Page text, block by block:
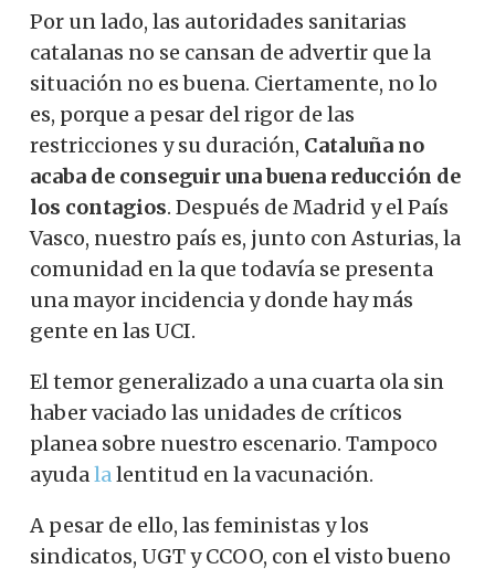
Por un lado, las autoridades sanitarias
catalanas no se cansan de advertir que la
situación no es buena. Ciertamente, no lo
es, porque a pesar del rigor de las
restricciones y su duración, Cataluña no
acaba de conseguir una buena reducción de
los contagios. Después de Madrid y el País
Vasco, nuestro país es, junto con Asturias, la
comunidad en la que todavía se presenta
una mayor incidencia y donde hay más
gente en las UCI.
El temor generalizado a una cuarta ola sin
haber vaciado las unidades de críticos
planea sobre nuestro escenario. Tampoco
ayudalalentitud en la vacunación.
A pesar de ello, las feministas y los
sindicatos, UGT y CCOO, con el visto bueno